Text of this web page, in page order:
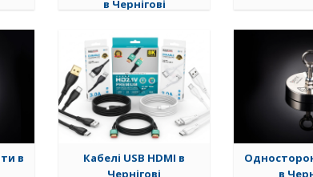
в Чернігові
в
Кабелі USB HDMI в
Чернігові
в